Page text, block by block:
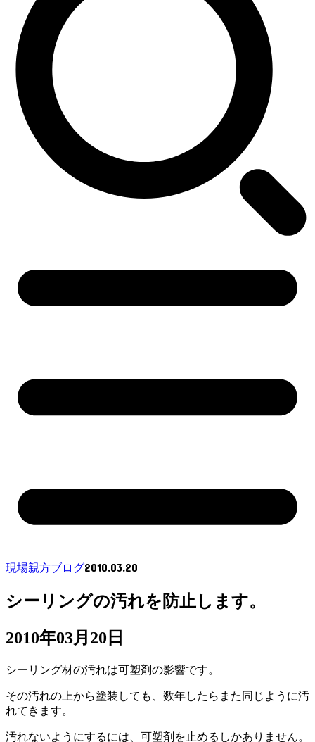
現場親方ブログ2010.03.20
シーリングの汚れを防止します。
2010年03月20日
シーリング材の汚れは可塑剤の影響です。
その汚れの上から塗装しても、数年したらまた同じように汚
れてきます。
汚れないようにするには、可塑剤を止めるしかありません。